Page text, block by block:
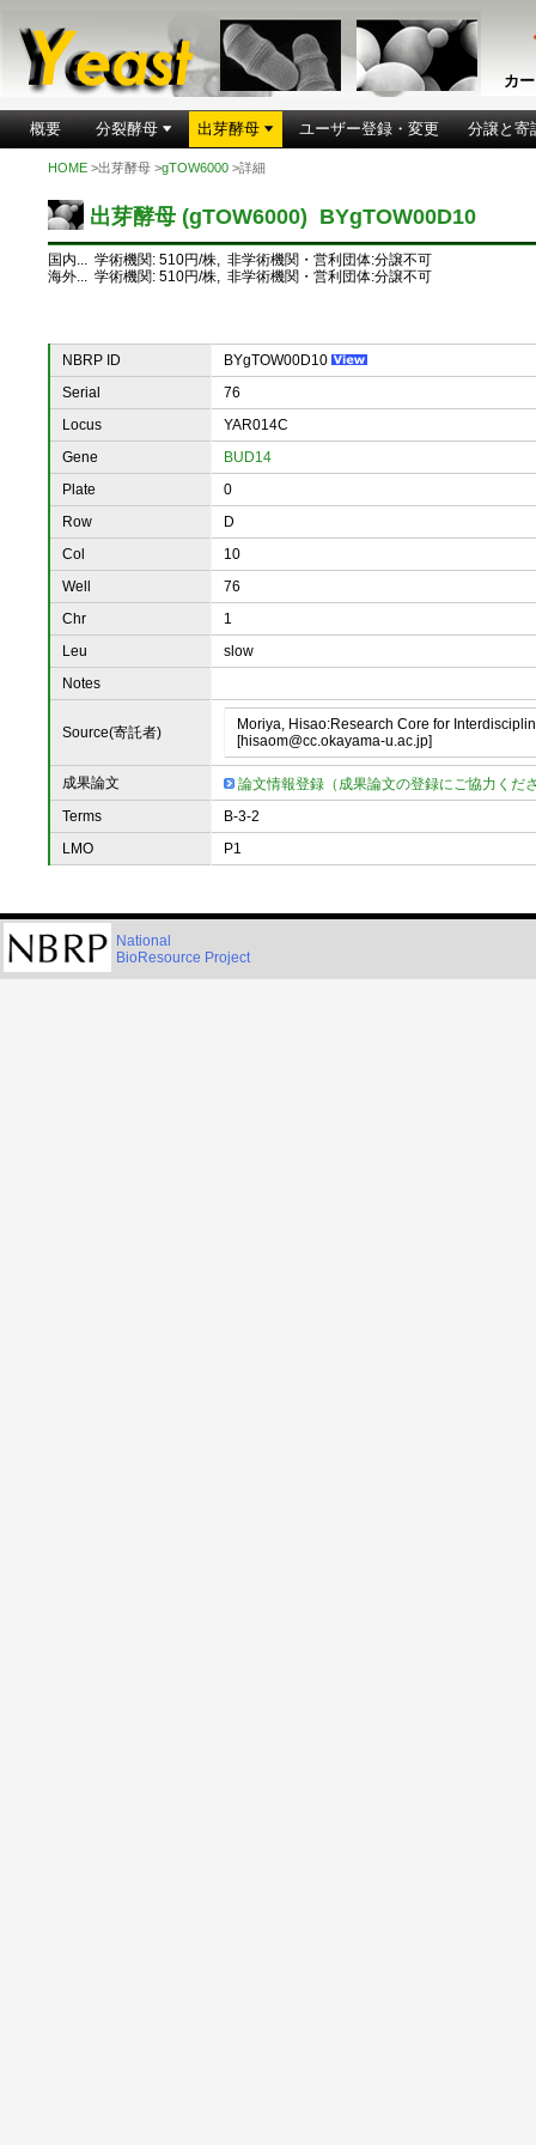
カ
概要 分裂酵母 出芽酵母 ユーザー登録・変更 分譲と寄
HOME >出芽酵母 >gTOW6000 >詳細
出芽酵母 (gTOW6000) BYgTOW00D10
国内... 学術機関: 510円/株, 非学術機関・営利団体:分譲不可
海外... 学術機関: 510円/株, 非学術機関・営利団体:分譲不可
NBRP ID
BYgTOW00D10
Serial
76
Locus
YAR014C
Gene
BUD14
Plate
0
Row
D
Col
10
Well
76
Chr
1
Leu
slow
Notes
Source(寄託者)
Moriya, Hisao:Research Core for
[hisaom@cc.okayama-u.ac.jp]
成果論文
論文情報登録（成果論文の登録にご協力くだ
Terms
B-3-2
LMO
P1
National
BioResource Project